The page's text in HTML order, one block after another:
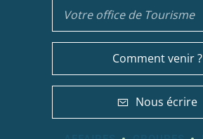
Votre office de Tourisme
Comment venir ?
Nous écrire